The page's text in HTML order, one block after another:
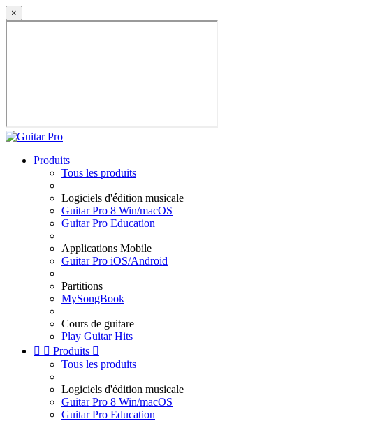
×
Produits
Tous les produits
Logiciels d'édition musicale
Guitar Pro 8 Win/macOS
Guitar Pro Education
Applications Mobile
Guitar Pro iOS/Android
Partitions
MySongBook
Cours de guitare
Play Guitar Hits
  Produits 
Tous les produits
Logiciels d'édition musicale
Guitar Pro 8 Win/macOS
Guitar Pro Education